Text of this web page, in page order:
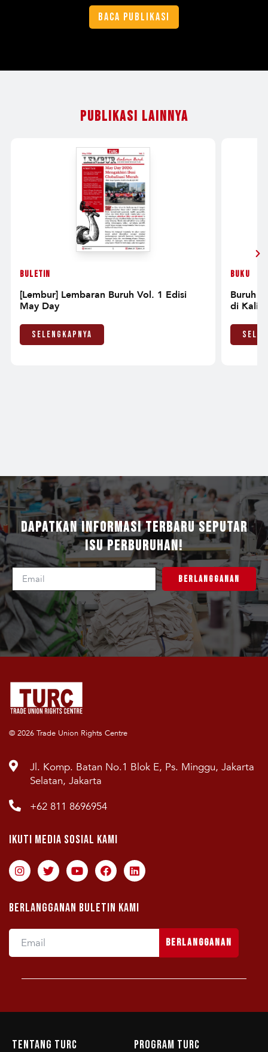
Publikasi Lainnya
Buletin
[Lembur] Lembaran Buruh Vol. 1 Edisi
May Day
Selengkapnya
Buku
Buruh
di
Dapatkan Informasi Terbaru Seputar
Isu Perburuhan!
Berlangganan
© 2026 Trade Union Rights Centre
Jl. Komp. Batan No.1 Blok E, Ps. Minggu, Jakarta
Selatan, Jakarta
+62 811 8696954
Ikuti Media Sosial Kami
Berlangganan Buletin Kami
Berlangganan
Tentang TURC Program TURC